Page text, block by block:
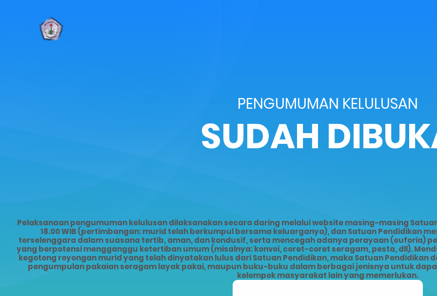
PENGUMUMAN KELULUSAN
SUDAH
Pelaksanaan pengumuman kelulusan dilaksanakan secara daring melalui website masing-masing
18.00 WIB (pertimbangan: murid telah berkumpul bersama keluarganya), dan Satuan Pendidikan
terselenggara dalam suasana tertib, aman, dan kondusif, serta mencegah adanya perayaan (euforia)
yang berpotensi mengganggu ketertiban umum (misalnya: konvoi, coret-coret seragam, pesta, dll).
kegotong royongan murid yang telah dinyatakan lulus dari Satuan Pendidikan, maka Satuan
pengumpulan pakaian seragam layak pakai, maupun buku-buku dalam berbagai jenisnya untuk
kelompok masyarakat lain yang memerlukan.